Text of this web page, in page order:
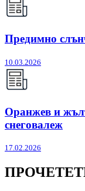
Предимно
10.03.2026
Оранжев и
снеговалеж
17.02.2026